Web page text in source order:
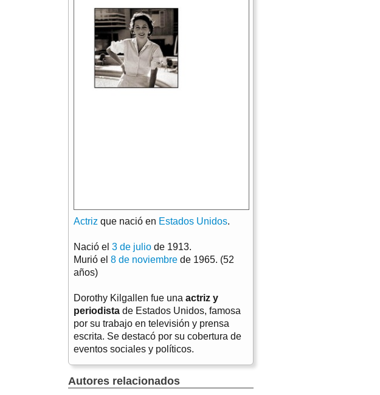
Actriz que nació en Estados Unidos.
Nació el 3 de julio de 1913.
Murió el 8 de noviembre de 1965. (52
años)
Dorothy Kilgallen fue una actriz y
periodista de Estados Unidos, famosa
por su trabajo en televisión y prensa
escrita. Se destacó por su cobertura de
eventos sociales y políticos.
Autores relacionados